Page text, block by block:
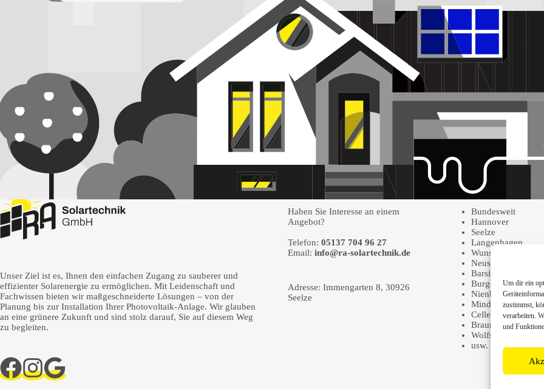
Um dir ein
zustimmst,
verarbeiten.
und
Unser Ziel ist es, Ihnen den einfachen Zugang zu sauberer und
effizienter Solarenergie zu ermöglichen. Mit Leidenschaft und
Fachwissen bieten wir maßgeschneiderte Lösungen – von der
Planung bis zur Installation Ihrer Photovoltaik-Anlage. Wir glauben
an eine grünere Zukunft und sind stolz darauf, Sie auf diesem Weg
zu begleiten.
Haben Sie Interesse an einem
Angebot?
Telefon: 05137 704 96 27
Email: info@ra-solartechnik.de
Adresse: Immengarten 8, 30926
Seelze
Einsatzgebiete
Bundesweit
Hannover
Seelze
Langenhagen
Wunstorf
Neustadt a. Rbge.
Barsinghausen
Burgdorf
Nienburg
Minden
Celle
Braunschweig
Wolfsburg
usw.